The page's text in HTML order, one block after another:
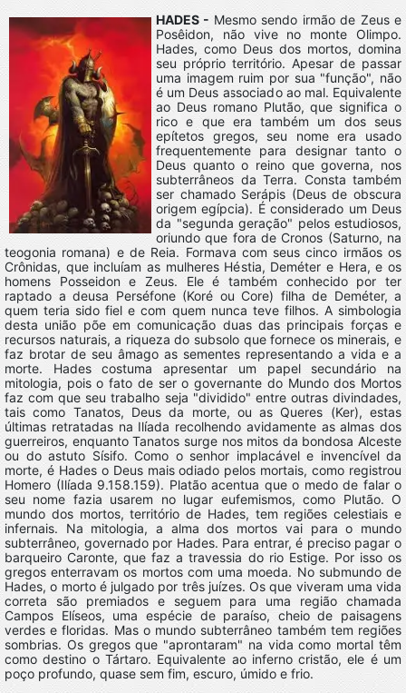
HADES - Mesmo sendo irmão de Zeus e
Posêidon, não vive no monte Olimpo.
Hades, como Deus dos mortos, domina
seu próprio território. Apesar de passar
uma imagem ruim por sua "função", não
é um Deus associado ao mal. Equivalente
ao Deus romano Plutão, que significa o
rico e que era também um dos seus
epítetos gregos, seu nome era usado
frequentemente para designar tanto o
Deus quanto o reino que governa, nos
subterrâneos da Terra. Consta também
ser chamado Serápis (Deus de obscura
origem egípcia). É considerado um Deus
da "segunda geração" pelos estudiosos,
oriundo que fora de Cronos (Saturno, na
teogonia romana) e de Reia. Formava com seus cinco irmãos os
Crônidas, que incluíam as mulheres Héstia, Deméter e Hera, e os
homens Posseidon e Zeus. Ele é também conhecido por ter
raptado a deusa Perséfone (Koré ou Core) filha de Deméter, a
quem teria sido fiel e com quem nunca teve filhos. A simbologia
desta união põe em comunicação duas das principais forças e
recursos naturais, a riqueza do subsolo que fornece os minerais, e
faz brotar de seu âmago as sementes representando a vida e a
morte. Hades costuma apresentar um papel secundário na
mitologia, pois o fato de ser o governante do Mundo dos Mortos
faz com que seu trabalho seja "dividido" entre outras divindades,
tais como Tanatos, Deus da morte, ou as Queres (Ker), estas
últimas retratadas na Ilíada recolhendo avidamente as almas dos
guerreiros, enquanto Tanatos surge nos mitos da bondosa Alceste
ou do astuto Sísifo. Como o senhor implacável e invencível da
morte, é Hades o Deus mais odiado pelos mortais, como registrou
Homero (Ilíada 9.158.159). Platão acentua que o medo de falar o
seu nome fazia usarem no lugar eufemismos, como Plutão. O
mundo dos mortos, território de Hades, tem regiões celestiais e
infernais. Na mitologia, a alma dos mortos vai para o mundo
subterrâneo, governado por Hades. Para entrar, é preciso pagar o
barqueiro Caronte, que faz a travessia do rio Estige. Por isso os
gregos enterravam os mortos com uma moeda. No submundo de
Hades, o morto é julgado por três juízes. Os que viveram uma vida
correta são premiados e seguem para uma região chamada
Campos Elíseos, uma espécie de paraíso, cheio de paisagens
verdes e floridas. Mas o mundo subterrâneo também tem regiões
sombrias. Os gregos que "aprontaram" na vida como mortal têm
como destino o Tártaro. Equivalente ao inferno cristão, ele é um
poço profundo, quase sem fim, escuro, úmido e frio.